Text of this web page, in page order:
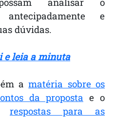
antecipadamente e
dúvidas.
e leia a minuta
amatéria sobre os
da proposta e o
respostas para as